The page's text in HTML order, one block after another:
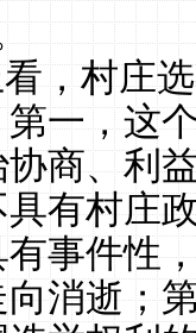
，村庄
一，这
商、利
有村庄
事件性
消逝；